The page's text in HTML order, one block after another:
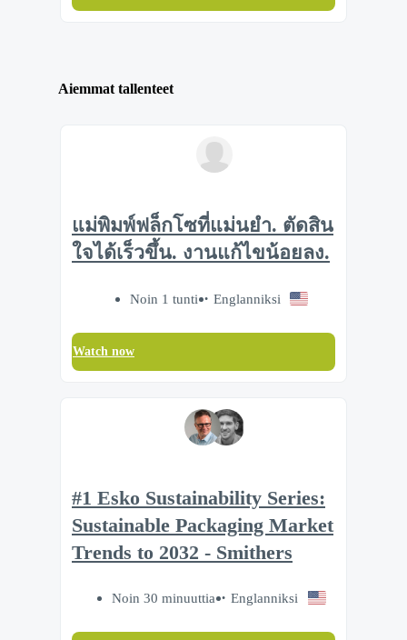
Aiemmat tallenteet
แม่พิมพ์ฟล็กโซที่แม่นยำ. ตัดสิน
ใจได้เร็วขึ้น. งานแก้ไขน้อยลง.
Noin 1 tunti Englanniksi
Watch now
#1 Esko Sustainability Series:
Sustainable Packaging Market
Trends to 2032 - Smithers
Noin 30 minuuttia Englanniksi